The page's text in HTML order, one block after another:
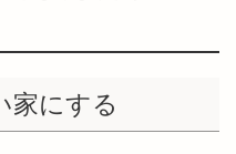
家にする